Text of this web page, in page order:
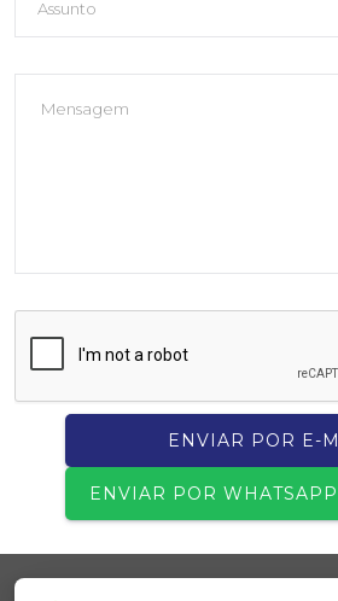
ENVIAR POR E-
ENVIAR POR WHATSAPP